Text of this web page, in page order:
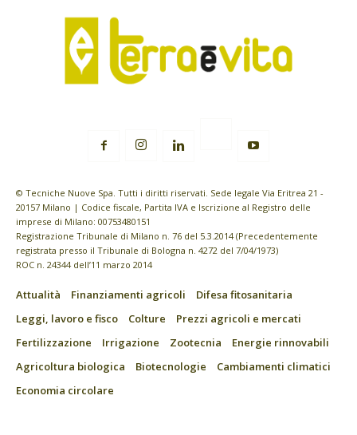
© Tecniche Nuove Spa. Tutti i diritti riservati. Sede legale Via Eritrea 21 -
20157 Milano | Codice fiscale, Partita IVA e Iscrizione al Registro delle
imprese di Milano: 00753480151
Registrazione Tribunale di Milano n. 76 del 5.3.2014 (Precedentemente
registrata presso il Tribunale di Bologna n. 4272 del 7/04/1973)
ROC n. 24344 dell’11 marzo 2014
Attualità Finanziamenti agricoli
Difesa fitosanitaria
Leggi, lavoro e fisco
Colture
Prezzi agricoli e mercati
Fertilizzazione
Irrigazione Zootecnia
Energie rinnovabili
Agricoltura biologica
Biotecnologie
Cambiamenti climatici
Economia circolare